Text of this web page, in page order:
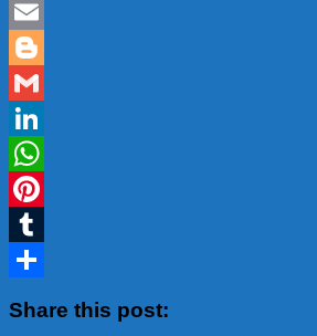
Twitter
Email
Blogger
Gmail
LinkedIn
WhatsApp
Pinterest
Tumblr
Share this post: